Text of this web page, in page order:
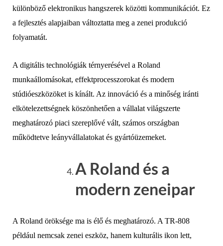
különböző elektronikus hangszerek közötti kommunikációt. Ez
a fejlesztés alapjaiban változtatta meg a zenei produkció
folyamatát.
A digitális technológiák térnyerésével a Roland
munkaállomásokat, effektprocesszorokat és modern
stúdióeszközöket is kínált. Az innováció és a minőség iránti
elkötelezettségnek köszönhetően a vállalat világszerte
meghatározó piaci szereplővé vált, számos országban
működtetve leányvállalatokat és gyártóüzemeket.
A Roland és a
modern zeneipar
A Roland öröksége ma is élő és meghatározó. A TR-808
például nemcsak zenei eszköz, hanem kulturális ikon lett,